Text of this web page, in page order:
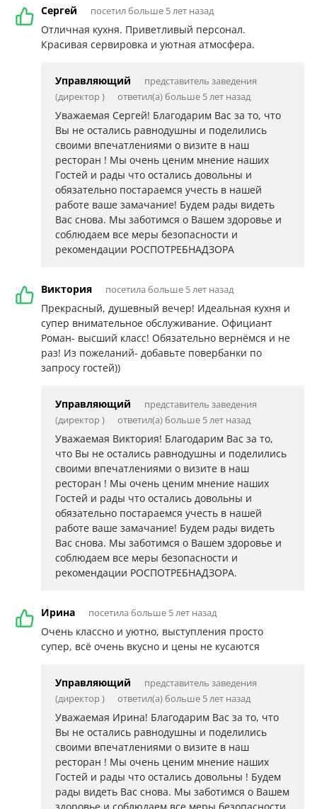
Сергей посетил больше 5 лет назад
Отличная кухня. Приветливый персонал.
Красивая сервировка и уютная атмосфера.
Управляющий
представитель заведения
(директор )
ответил(а) больше 5 лет назад
Уважаемая Сергей! Благодарим Вас за то, что
Вы не остались равнодушны и поделились
своими впечатлениями о визите в наш
ресторан ! Мы очень ценим мнение наших
Гостей и рады что остались довольны и
обязательно постараемся учесть в нашей
работе ваше замачание! Будем рады видеть
Вас снова. Мы заботимся о Вашем здоровье и
соблюдаем все меры безопасности и
рекомендации РОСПОТРЕБНАДЗОРА
Виктория посетила больше 5 лет назад
Прекрасный, душевный вечер! Идеальная кухня и
супер внимательное обслуживание. Официант
Роман- высший класс! Обязательно вернёмся и не
раз! Из пожеланий- добавьте повербанки по
запросу гостей))
Управляющий
представитель заведения
(директор )
ответил(а) больше 5 лет назад
Уважаемая Виктория! Благодарим Вас за то,
что Вы не остались равнодушны и поделились
своими впечатлениями о визите в наш
ресторан ! Мы очень ценим мнение наших
Гостей и рады что остались довольны и
обязательно постараемся учесть в нашей
работе ваше замачание! Будем рады видеть
Вас снова. Мы заботимся о Вашем здоровье и
соблюдаем все меры безопасности и
рекомендации РОСПОТРЕБНАДЗОРА.
Ирина посетила больше 5 лет назад
Очень классно и уютно, выступления просто
супер, всё очень вкусно и цены не кусаются
Управляющий
представитель заведения
(директор )
ответил(а) больше 5 лет назад
Уважаемая Ирина! Благодарим Вас за то, что
Вы не остались равнодушны и поделились
своими впечатлениями о визите в наш
ресторан ! Мы очень ценим мнение наших
Гостей и рады что остались довольны ! Будем
рады видеть Вас снова. Мы заботимся о Вашем